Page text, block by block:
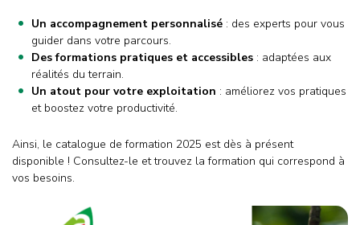
Un accompagnement personnalisé : des experts pour vous
guider dans votre parcours.
Des formations pratiques et accessibles : adaptées aux
réalités du terrain.
Un atout pour votre exploitation : améliorez vos pratiques
et boostez votre productivité.
Ainsi, le catalogue de formation 2025 est dès à présent
disponible ! Consultez-le et trouvez la formation qui correspond à
vos besoins.